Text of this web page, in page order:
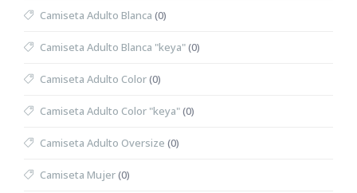
Camiseta Adulto Blanca (0)
Camiseta Adulto Blanca "keya"(0)
Camiseta Adulto Color(0)
Camiseta Adulto Color "keya"(0)
Camiseta Adulto Oversize (0)
Camiseta Mujer(0)